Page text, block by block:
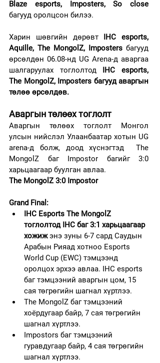
багууд оролцсон билээ.
Харин шөвгийн дөрөвт IHC esports,
Aquille, The MongolZ, Imposters багууд
өрсөлдөн 06.08-нд UG Arena-д аваргаа
шалгаруулах тоглолтод IHC esports,
The MongolZ, Imposters багууд аваргын
төлөө өрсөлдөв.
Аваргын төлөөх тоглолт
Аваргын төлөөх тоглолт Монгол
улсын нийслэл Улаанбаатар хотын UG
arena-д болж, доод хүснэгтэд  The
MongolZ баг Impostor багийг 3:0
харьцаагаар буулган авлаа.
The MongolZ 3:0 Impostor
Grand Final:
IHC Esports The MongolZ
тоглолтод IHC баг 3:1 харьцаагаар
хожиж энэ зуны 6-7 сард Саудын
Арабын Рияад хотноо Esports
World Cup (EWC) тэмцээнд
оролцох эрхээ авлаа. IHC esports
баг тэмцээний аваргын цом, 15
сая төгрөгийн шагнал хүртлээ.
The MongolZ баг тэмцээний
хоёрдугаар байр, 7 сая төгрөгийн
шагнал хүртлээ.
Impostors баг тэмцээний
гуравдугаар байр, 4 сая төгрөгийн
шагнал хүртлээ.